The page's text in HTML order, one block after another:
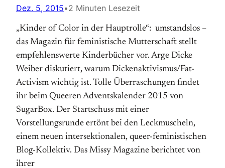
Dez. 5, 2015•2 Minuten Lesezeit
„Kinder of Color in der Hauptrolle“: umstandslos –
das Magazin für feministische Mutterschaft stellt
empfehlenswerte Kinderbücher vor. Arge Dicke
Weiber diskutiert, warum Dickenaktivismus/Fat-
Activism wichtig ist. Tolle Überraschungen findet
ihr beim Queeren Adventskalender 2015 von
SugarBox. Der Startschuss mit einer
Vorstellungsrunde ertönt bei den Leckmuscheln,
einem neuen intersektionalen, queer-feministischen
Blog-Kollektiv. Das Missy Magazine berichtet von
ihrer